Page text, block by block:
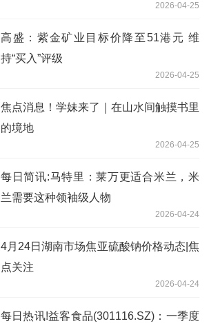
2026-04-25
高盛：紫金矿业目标价降至51港元 维
持“买入”评级
2026-04-25
焦点消息！学妹来了｜在山水间触摸书里
的境地
2026-04-25
每日简讯:马特里：莱万更适合米兰，米
兰需要这种领袖级人物
2026-04-24
4月24日湖南市场焦亚硫酸钠价格动态|焦
点关注
2026-04-24
每日热讯!益客食品(301116.SZ)：一季度